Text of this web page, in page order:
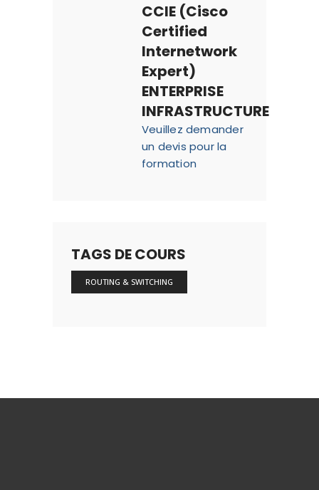
CCIE (Cisco
Certified
Internetwork
Expert)
ENTERPRISE
INFRASTRUCTURE
Veuillez demander
un devis pour la
formation
TAGS DE COURS
ROUTING & SWITCHING